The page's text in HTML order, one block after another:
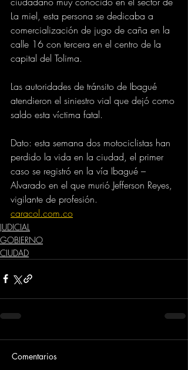
La miel, esta persona se dedicaba a
comercialización de jugo de caña en la
calle 16 con tercera en el centro de la
capital del Tolima.
Las autoridades de tránsito de Ibagué
atendieron el siniestro vial que dejó como
saldo esta víctima fatal.
Dato: esta semana dos motociclistas han
perdido la vida en la ciudad, el primer
caso se registró en la vía Ibagué –
Alvarado en el que murió Jefferson Reyes,
vigilante de profesión.
caracol.com.co
JUDICIAL
GOBIERNO
CIUDAD
Comentarios